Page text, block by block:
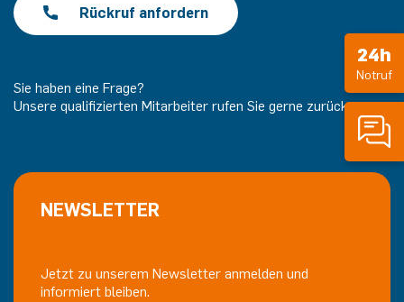
Rückruf anfordern
Sie haben eine Frage?
Unsere qualifizierten Mitarbeiter rufen Sie gerne zurück.
NEWSLETTER
Jetzt zu unserem Newsletter anmelden und
informiert bleiben.
24h
Notruf